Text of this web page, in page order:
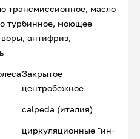
трансмиссионное, масло
турбинное, моющее
антифриз,
Закрытое
центробежное
calpeda (италия)
циркуляционные "ин-